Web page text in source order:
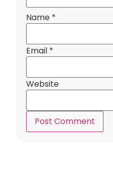
Name *
Email *
Website